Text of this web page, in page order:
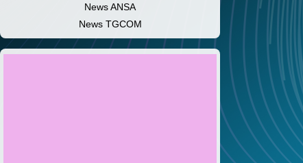
News ANSA
News TGCOM